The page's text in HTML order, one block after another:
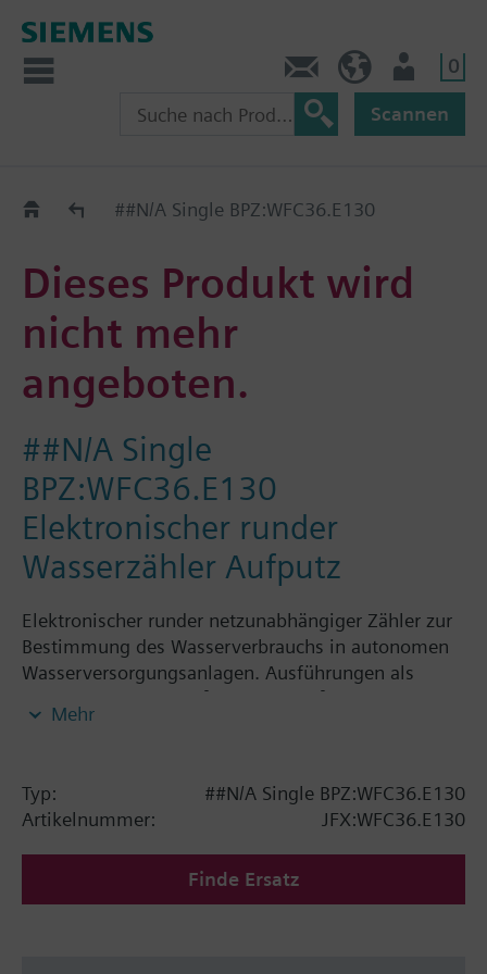
0
Scannen
Old2New##N/A Single BPZ:WFC36.E130
Dieses Produkt wird
nicht mehr
angeboten.
##N/A Single
BPZ:WFC36.E130
Elektronischer runder
Wasserzähler Aufputz
Elektronischer runder netzunabhängiger Zähler zur
Bestimmung des Wasserverbrauchs in autonomen
Wasserversorgungsanlagen. Ausführungen als
Einstrahlzähler 1,5 m³/h und 2,5 m³/h.
Der elektronische Wasserzähler ist eine
werden.
Der Wasserzähler hat eine rollierende Anzeige;
diese umfasst folgende Werte und Grössen:
Kumulierter Wasserverbrauch seit
Inbetriebnahme des Wasserzählers
Mehr
Typ:
##N/A Single BPZ:WFC36.E130
Artikelnummer:
JFX:WFC36.E130
Finde Ersatz